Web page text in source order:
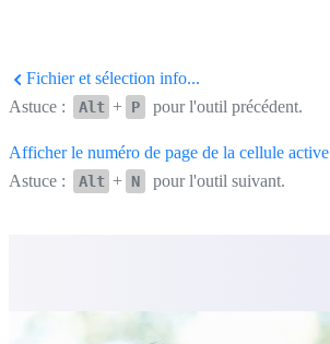
Fichier et sélection info...
Astuce :
Alt + P pour l'outil précédent.
Afficher le numéro de page de la cellule active
Astuce :
Alt + N pour l'outil suivant.